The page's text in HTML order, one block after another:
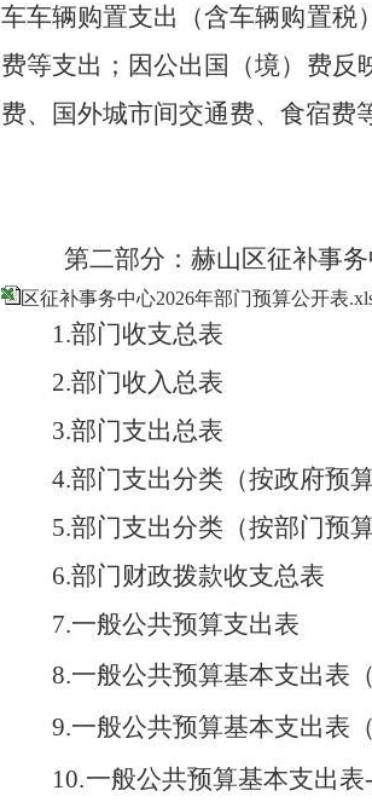
车车辆购置支出（含车辆购置税
费等支出；因公出国（境）费反
费、国外城市间交通费、食宿费
第二部分：赫山区征补事
区征补事务中心2026年部门预算公开表
1.部门收支总表
2.部门收入总表
3.部门支出总表
4.部门支出分类（按政府预
5.部门支出分类（按部门预
6.部门财政拨款收支总表
7.一般公共预算支出表
8.一般公共预算基本支出表
9.一般公共预算基本支出表
10.一般公共预算基本支出表